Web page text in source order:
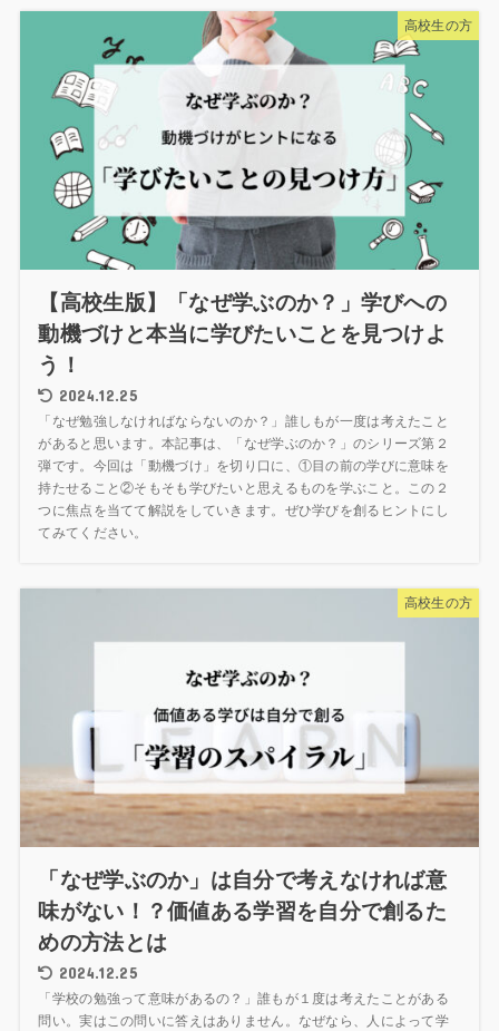
高校生の方
【高校生版】「なぜ学ぶのか？」学びへの
動機づけと本当に学びたいことを見つけよ
う！
2024.12.25
「なぜ勉強しなければならないのか？」誰しもが一度は考えたこと
があると思います。本記事は、「なぜ学ぶのか？」のシリーズ第２
弾です。今回は「動機づけ」を切り口に、①目の前の学びに意味を
持たせること②そもそも学びたいと思えるものを学ぶこと。この２
つに焦点を当てて解説をしていきます。ぜひ学びを創るヒントにし
てみてください。
高校生の方
「なぜ学ぶのか」は自分で考えなければ意
味がない！？価値ある学習を自分で創るた
めの方法とは
2024.12.25
「学校の勉強って意味があるの？」誰もが１度は考えたことがある
問い。実はこの問いに答えはありません。なぜなら、人によって学